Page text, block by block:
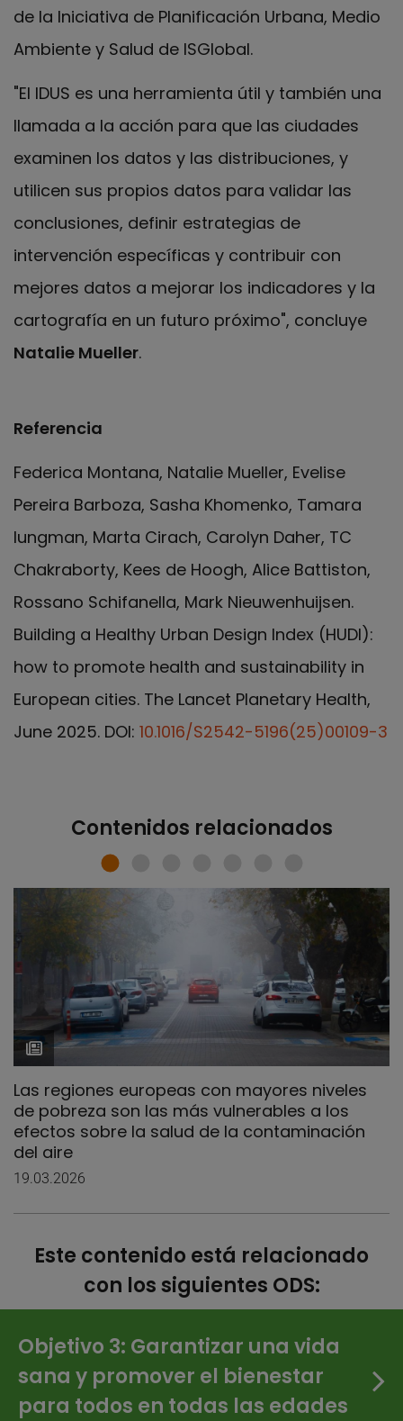
de la Iniciativa de Planificación Urbana, Medio
Ambiente y Salud de ISGlobal.
"El IDUS es una herramienta útil y también una
llamada a la acción para que las ciudades
examinen los datos y las distribuciones, y
utilicen sus propios datos para validar las
conclusiones, definir estrategias de
intervención específicas y contribuir con
mejores datos a mejorar los indicadores y la
cartografía en un futuro próximo", concluye
Natalie Mueller.
Referencia
Federica Montana, Natalie Mueller, Evelise
Pereira Barboza, Sasha Khomenko, Tamara
Iungman, Marta Cirach, Carolyn Daher, TC
Chakraborty, Kees de Hoogh, Alice Battiston,
Rossano Schifanella, Mark Nieuwenhuijsen.
Building a Healthy Urban Design Index (HUDI):
how to promote health and sustainability in
European cities. The Lancet Planetary Health,
June 2025. DOI: 10.1016/S2542-5196(25)00109-3
Contenidos relacionados
Las regiones europeas con mayores niveles
de pobreza son las más vulnerables a los
efectos sobre la salud de la contaminación
del aire
19.03.2026
Este contenido está relacionado
con los siguientes ODS:
Objetivo 3: Garantizar una vida
sana y promover el bienestar
para todos en todas las edades